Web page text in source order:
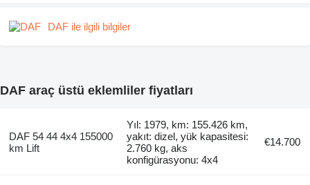
DAF ile ilgili bilgiler
DAF araç üstü eklemliler fiyatları
DAF 54 44 4x4 155000
km Lift
Yıl: 1979, km: 155.426 km,
yakıt: dizel, yük kapasitesi:
2.760 kg, aks
konfigürasyonu: 4x4
€14.700